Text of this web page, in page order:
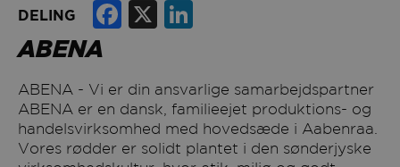
ABENA
DELING Facebook
X
ABENA - Vi er din ansvarlige samarbejdspartner
ABENA er en dansk, familieejet produktions- og
handelsvirksomhed med hovedsæde i Aabenraa.
Vores rødder er solidt plantet i den sønderjyske